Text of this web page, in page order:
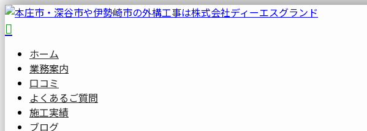
ホーム
業務案内
口コミ
よくあるご質問
施工実績
ブログ